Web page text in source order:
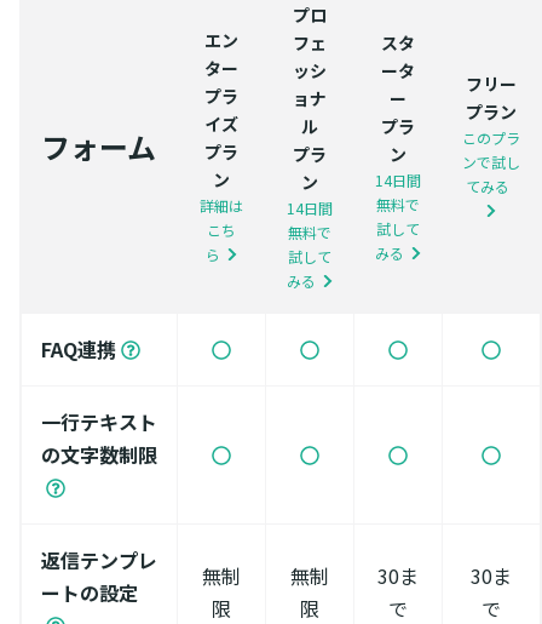
フォーム
エン
ター
プラ
イズ
プラ
ン
詳細は
こち
ら
プロ
フェ
ッシ
ョナ
ル
プラ
ン
14日間
無料で
試して
みる
スタ
ータ
ー
プラ
ン
14日間
無料で
試して
みる
フリー
プラン
このプラ
ンで試し
てみる
FAQ連携
一行テキスト
の文字数制限
返信テンプレ
ートの設定
無制
限
無制
限
30ま
で
30ま
で